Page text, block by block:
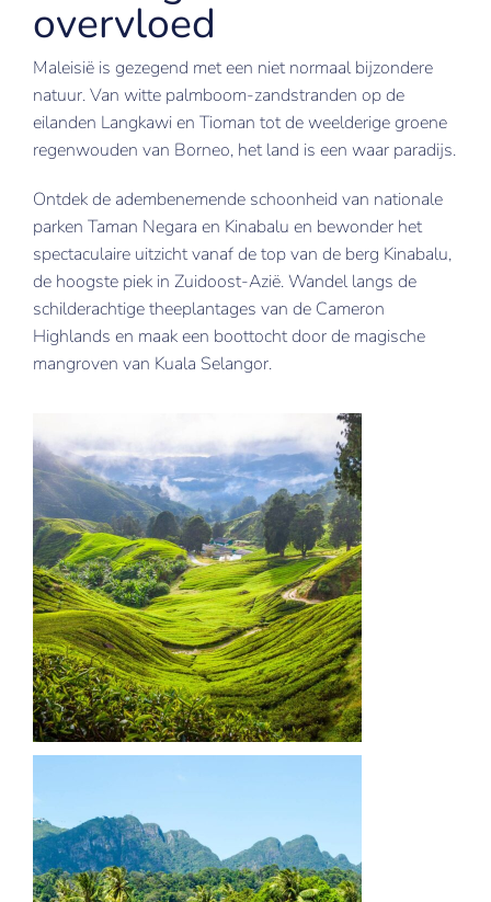
New York
Verona
overvloed
Maleisië is gezegend met een niet normaal bijzondere
natuur. Van witte palmboom-zandstranden op de
eilanden Langkawi en Tioman tot de weelderige groene
regenwouden van Borneo, het land is een waar paradijs.
Ontdek de adembenemende schoonheid van nationale
parken Taman Negara en Kinabalu en bewonder het
spectaculaire uitzicht vanaf de top van de berg Kinabalu,
de hoogste piek in Zuidoost-Azië. Wandel langs de
schilderachtige theeplantages van de Cameron
Highlands en maak een boottocht door de magische
mangroven van Kuala Selangor.